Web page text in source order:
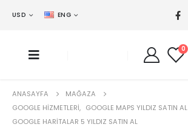
USD ENG
0
ANASAYFA
MAĞAZA
GOOGLE HIZMETLERI, GOOGLE MAPS YILDIZ SATIN AL
GOOGLE HARITALAR 5 YILDIZ SATIN AL